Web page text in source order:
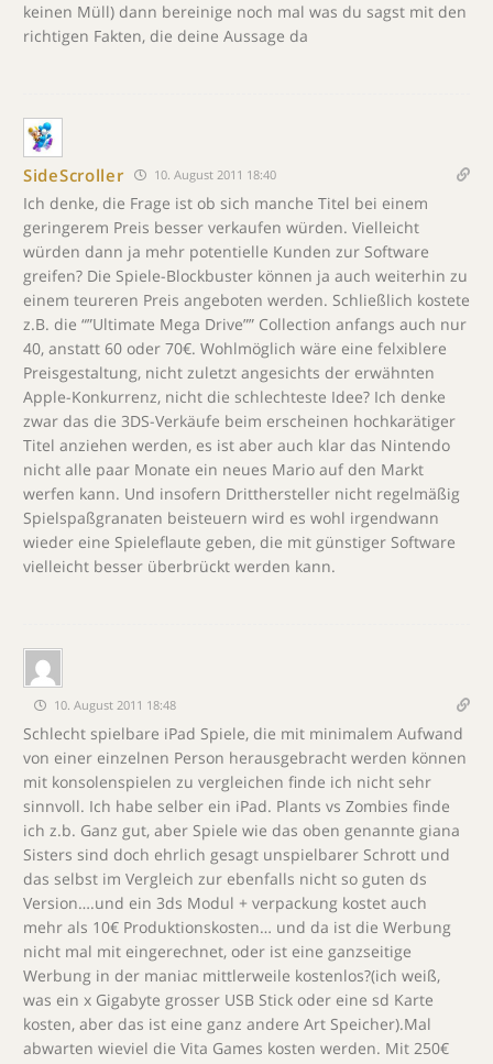
keinen Müll) dann bereinige noch mal was du sagst mit den
richtigen Fakten, die deine Aussage da
SideScroller 10. August 2011 18:40
Ich denke, die Frage ist ob sich manche Titel bei einem
geringerem Preis besser verkaufen würden. Vielleicht
würden dann ja mehr potentielle Kunden zur Software
greifen? Die Spiele-Blockbuster können ja auch weiterhin zu
einem teureren Preis angeboten werden. Schließlich kostete
z.B. die “”Ultimate Mega Drive”” Collection anfangs auch nur
40, anstatt 60 oder 70€. Wohlmöglich wäre eine felxiblere
Preisgestaltung, nicht zuletzt angesichts der erwähnten
Apple-Konkurrenz, nicht die schlechteste Idee? Ich denke
zwar das die 3DS-Verkäufe beim erscheinen hochkarätiger
Titel anziehen werden, es ist aber auch klar das Nintendo
nicht alle paar Monate ein neues Mario auf den Markt
werfen kann. Und insofern Dritthersteller nicht regelmäßig
Spielspaßgranaten beisteuern wird es wohl irgendwann
wieder eine Spieleflaute geben, die mit günstiger Software
vielleicht besser überbrückt werden kann.
10. August 2011 18:48
Schlecht spielbare iPad Spiele, die mit minimalem Aufwand
von einer einzelnen Person herausgebracht werden können
mit konsolenspielen zu vergleichen finde ich nicht sehr
sinnvoll. Ich habe selber ein iPad. Plants vs Zombies finde
ich z.b. Ganz gut, aber Spiele wie das oben genannte giana
Sisters sind doch ehrlich gesagt unspielbarer Schrott und
das selbst im Vergleich zur ebenfalls nicht so guten ds
Version….und ein 3ds Modul + verpackung kostet auch
mehr als 10€ Produktionskosten… und da ist die Werbung
nicht mal mit eingerechnet, oder ist eine ganzseitige
Werbung in der maniac mittlerweile kostenlos?(ich weiß,
was ein x Gigabyte grosser USB Stick oder eine sd Karte
kosten, aber das ist eine ganz andere Art Speicher).Mal
abwarten wieviel die Vita Games kosten werden. Mit 250€